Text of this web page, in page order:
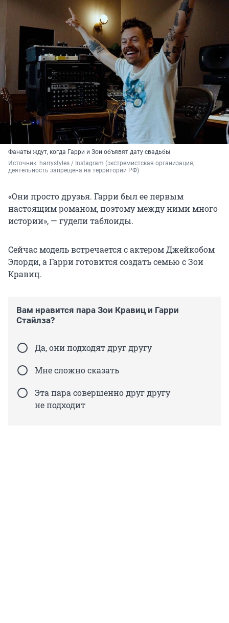
Фанаты ждут, когда Гарри и Зои объявят дату свадьбы
Источник: harrystyles / Instagram (экстремистская организация,
деятельность запрещена на территории РФ)
«Они просто друзья. Гарри был ее первым
настоящим романом, поэтому между ними много
истории», — гудели таблоиды.
Сейчас модель встречается с актером Джейкобом
Элорди, а Гарри готовится создать семью с Зои
Кравиц.
Вам нравится пара Зои Кравиц и Гарри
Стайлза?
Да, они подходят друг другу
Мне сложно сказать
Эта пара совершенно друг другу
не подходит